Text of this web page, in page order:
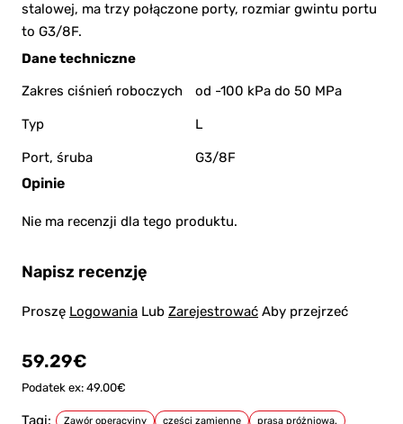
59.29€
Podatek ex: 49.00€
stalowej, ma trzy połączone porty, rozmiar gwintu portu
to G3/8F.
Dane techniczne
Zakres ciśnień roboczych
od -100 kPa do 50 MPa
Typ L
Port, śruba G3/8F
Opinie
Nie ma recenzji dla tego produktu.
Napisz recenzję
Proszę Logowania Lub Zarejestrować Aby przejrzeć
Tagi: Zawór operacyjny części zamienne prasa próżniowa.